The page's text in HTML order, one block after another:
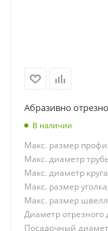
Абразивно
В наличии
Макс. размер
Макс. диаметр
Макс. диаметр
Макс. размер
Макс. размер
Диаметр отрезного
Посадочный